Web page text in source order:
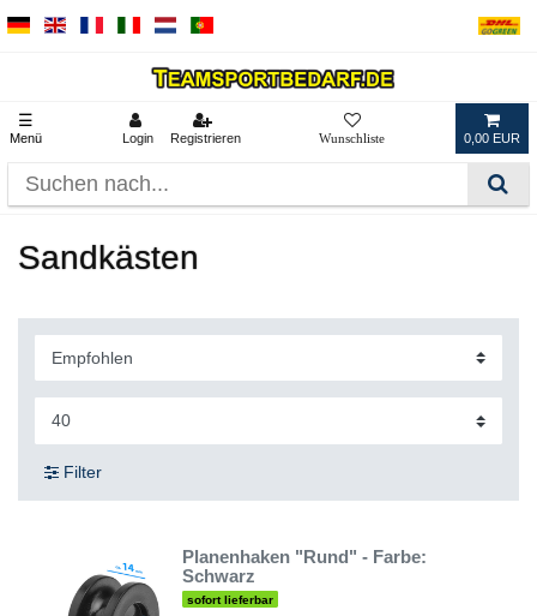
☰
Menü Login Registrieren 0,00 EUR
Sandkästen
Filter
Planenhaken "Rund" - Farbe:
Schwarz
sofort lieferbar